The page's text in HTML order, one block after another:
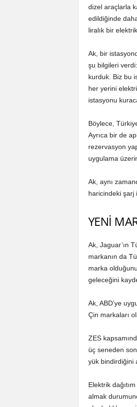
dizel araçlarla
edildiğinde
liralık bir
Ak, bir
şu bilgileri
kurduk. Biz bu
her yerini
istasyonu
Böylece,
Ayrıca bir de
rezervasyon
uygulama
Ak, aynı
haricindeki şarj
YENİ
Ak, Jaguar’ın
markanın da
marka
geleceğini
Ak, ABD’ye
Çin markaları
ZES
üç seneden
yük bindirdiğini
Elektrik
almak